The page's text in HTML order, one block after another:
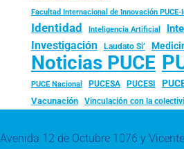
Facultad Internacional de Innovación PUCE-
Identidad Inteligencia Artificial
Investigación Laudato Si’
Noticias PUCE
PUCE Nacional PUCESA PUCESI
Vacunación
Vinculación con la
Avenida 12 de Octubre 1076 y